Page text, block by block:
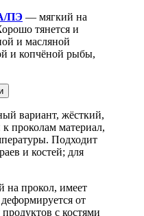
ПЭ — мягкий на
тянется и
и масляной
и копчёной рыбы,
вариант, жёсткий,
проколам материал,
Подходит
и костей; для
прокол, имеет
от
с костями